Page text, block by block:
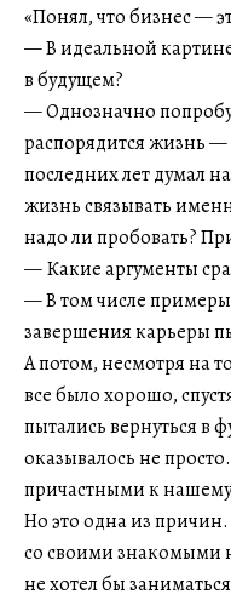
«Понял, что бизнес —
— В идеальной
в будущем?
— Однозначно
распорядится жизнь
последних лет думал
жизнь связывать
надо ли пробовать?
— Какие аргументы
— В том числе примеры
завершения карьеры
А потом, несмотря на
все было хорошо,
пытались вернуться в
оказывалось не
причастными к нашему
Но это одна из
со своими знакомыми
не хотел бы